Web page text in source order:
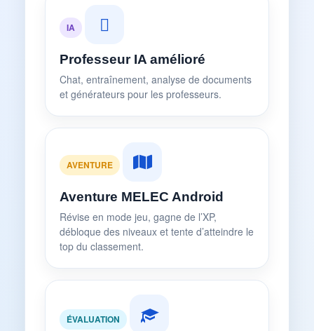
IA
Professeur IA amélioré
Chat, entraînement, analyse de documents
et générateurs pour les professeurs.
AVENTURE
Aventure MELEC Android
Révise en mode jeu, gagne de l’XP,
débloque des niveaux et tente d’atteindre le
top du classement.
ÉVALUATION